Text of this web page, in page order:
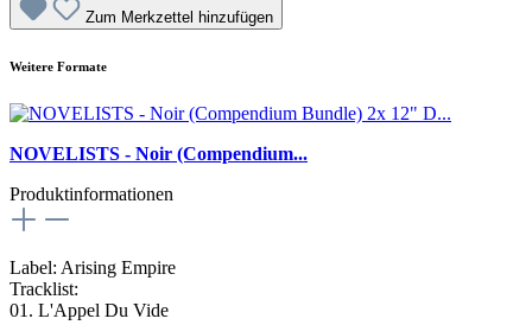
Zum Merkzettel hinzufügen
Weitere Formate
NOVELISTS - Noir (Compendium...
Produktinformationen
Label: Arising Empire
Tracklist:
01. L'Appel Du Vide